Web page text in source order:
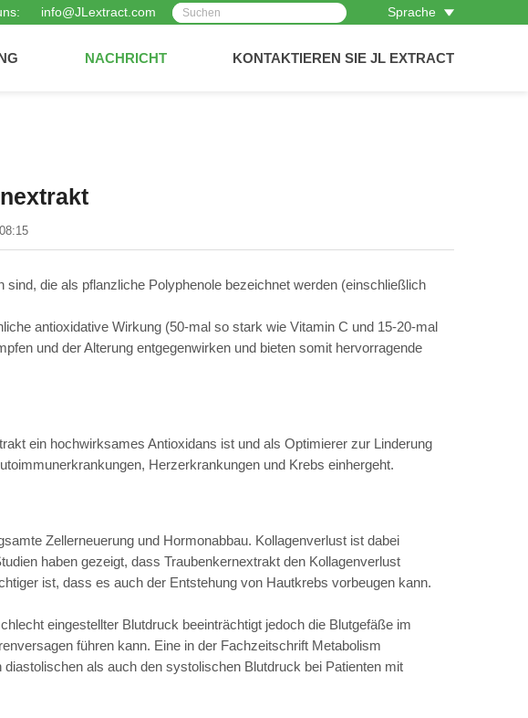
info@JLextract.com Sprache
NACHRICHT KONTAKTIEREN SIE JL EXTRACT
die als pflanzliche Polyphenole bezeichnet werden (einschließlich
antioxidative Wirkung (50-mal so stark wie Vitamin C und 15-20-mal
und der Alterung entgegenwirken und bieten somit hervorragende
ein hochwirksames Antioxidans ist und als Optimierer zur Linderung
Herzerkrankungen und Krebs einhergeht.
Zellerneuerung und Hormonabbau. Kollagenverlust ist dabei
haben gezeigt, dass Traubenkernextrakt den Kollagenverlust
ist, dass es auch der Entstehung von Hautkrebs vorbeugen kann.
eingestellter Blutdruck beeinträchtigt jedoch die Blutgefäße im
führen kann. Eine in der Fachzeitschrift Metabolism
als auch den systolischen Blutdruck bei Patienten mit